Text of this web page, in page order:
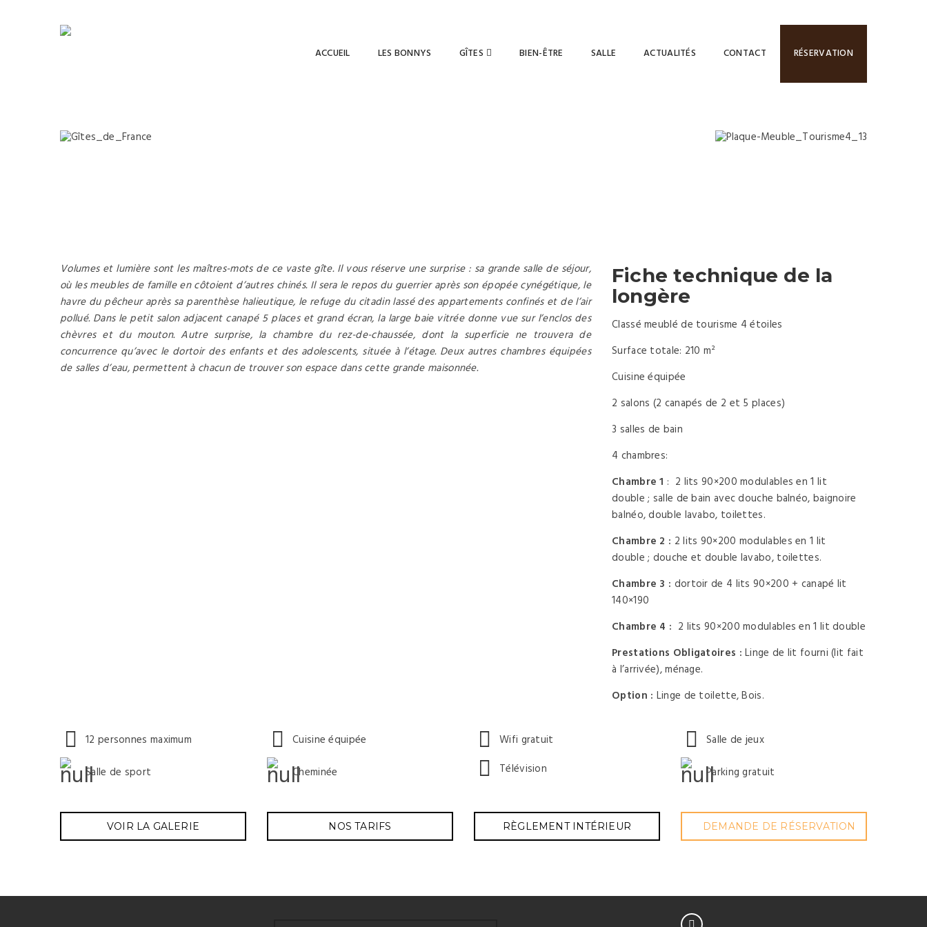
ACCUEIL LES BONNYS GÎTES BIEN-ÊTRE SALLE ACTUALITÉS CONTACT RÉSERVATION
Volumes et lumière sont les maîtres-mots de ce vaste gîte. Il vous réserve une surprise : sa grande salle de séjour,
où les meubles de famille en côtoient d’autres chinés. Il sera le repos du guerrier après son épopée cynégétique, le
havre du pêcheur après sa parenthèse halieutique, le refuge du citadin lassé des appartements confinés et de l’air
pollué. Dans le petit salon adjacent canapé 5 places et grand écran, la large baie vitrée donne vue sur l’enclos des
chèvres et du mouton. Autre surprise, la chambre du rez-de-chaussée, dont la superficie ne trouvera de
concurrence qu’avec le dortoir des enfants et des adolescents, située à l’étage. Deux autres chambres équipées
de salles d’eau, permettent à chacun de trouver son espace dans cette grande maisonnée.
Fiche technique de la
longère
Classé meublé de tourisme 4 étoiles
Surface totale: 210 m²
Cuisine équipée
2 salons (2 canapés de 2 et 5 places)
3 salles de bain
4 chambres:
Chambre 1 : 2 lits 90×200 modulables en 1 lit
double ; salle de bain avec douche balnéo, baignoire
balnéo, double lavabo, toilettes.
Chambre 2 : 2 lits 90×200 modulables en 1 lit
double ; douche et double lavabo, toilettes.
Chambre 3 : dortoir de 4 lits 90×200 + canapé lit
140×190
Chambre 4 : 2 lits 90×200 modulables en 1 lit double
Prestations Obligatoires : Linge de lit fourni (lit fait
à l’arrivée), ménage.
Option : Linge de toilette, Bois.
12 personnes maximum
Salle de sport
Cuisine équipée
Cheminée
Wifi gratuit
Télévision
Salle de jeux
Parking gratuit
VOIR LA GALERIE NOS TARIFS RÈGLEMENT INTÉRIEUR DEMANDE DE RÉSERVATION